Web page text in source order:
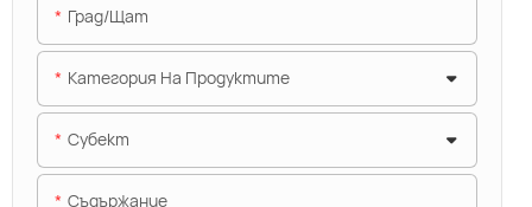
Град/щат
Категория На Продуктите
Субект
Съдържание